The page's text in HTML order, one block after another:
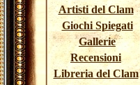
Artisti del Clam
Giochi Spiegati
Gallerie
Recensioni
Libreria del Clam